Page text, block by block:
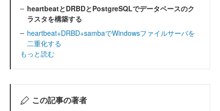
heartbeatとDRBDとPostgreSQLでデータベースのク
ラスタを構築する
heartbeat+DRBD+sambaでWindowsファイルサーバを
二重化する
もっと読む
この記事の著者